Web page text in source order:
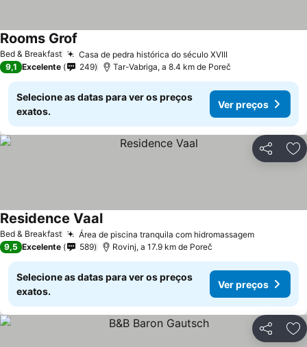
Bed & Breakfast Casa de pedra histórica do século XVIII
Rooms Grof
9,1 Excelente 249 Tar-Vabriga, a 8.4 km de Poreč
Selecione as datas para ver os preços
exatos.
Ver preços
Partilhar
Bed & Breakfast Área de piscina tranquila com hidromassagem
Residence Vaal
9,5 Excelente 589 Rovinj, a 17.9 km de Poreč
Selecione as datas para ver os preços
exatos.
Ver preços
Partilhar